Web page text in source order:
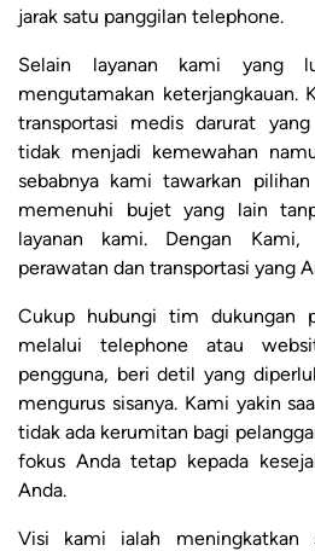
jarak satu panggilan telephone.
Selain layanan kami yang
mengutamakan keterjangkauan.
transportasi medis darurat
tidak menjadi kemewahan
sebabnya kami tawarkan
memenuhi bujet yang lain
layanan kami. Dengan
perawatan dan transportasi yang
Cukup hubungi tim dukungan
melalui telephone atau
pengguna, beri detil yang
mengurus sisanya. Kami yakin
tidak ada kerumitan bagi
fokus Anda tetap kepada
Anda.
Visi kami ialah meningkatkan